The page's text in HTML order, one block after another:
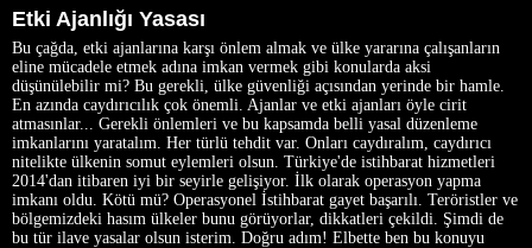
Etki Ajanlığı Yasası
Bu çağda, etki ajanlarına karşı önlem almak ve ülke yararına çalışanların
eline mücadele etmek adına imkan vermek gibi konularda aksi
düşünülebilir mi? Bu gerekli, ülke güvenliği açısından yerinde bir hamle.
En azında caydırıcılık çok önemli. Ajanlar ve etki ajanları öyle cirit
atmasınlar... Gerekli önlemleri ve bu kapsamda belli yasal düzenleme
imkanlarını yaratalım. Her türlü tehdit var. Onları caydıralım, caydırıcı
nitelikte ülkenin somut eylemleri olsun. Türkiye'de istihbarat hizmetleri
2014'dan itibaren iyi bir seyirle gelişiyor. İlk olarak operasyon yapma
imkanı oldu. Kötü mü? Operasyonel İstihbarat gayet başarılı. Teröristler ve
bölgemizdeki hasım ülkeler bunu görüyorlar, dikkatleri çekildi. Şimdi de
bu tür ilave yasalar olsun isterim. Doğru adım! Elbette ben bu konuyu